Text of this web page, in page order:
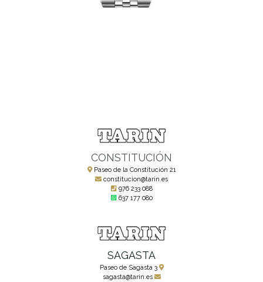
CONSTITUCIÓN
Paseo de la Constitución 21
constitucion@tarin.es
976 233 088
637 177 080
SAGASTA
Paseo de Sagasta 3
sagasta@tarin.es